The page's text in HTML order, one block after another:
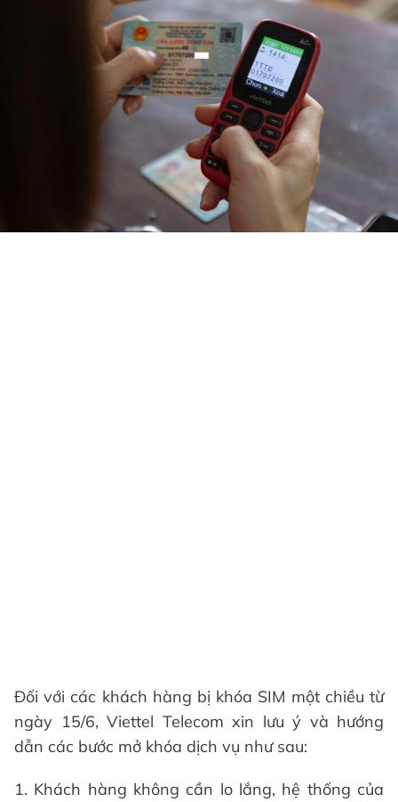
Đối với các khách hàng bị khóa SIM một chiều từ
ngày 15/6, Viettel Telecom xin lưu ý và hướng
dẫn các bước mở khóa dịch vụ như sau:
1. Khách hàng không cần lo lắng, hệ thống của